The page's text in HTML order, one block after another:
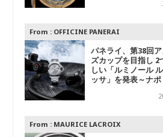
From : OFFICINE PANERAI
パネライ、第38回
ズカップを目指し 2
しい「ルミノール
ッサ」を発表～ナポ
From : MAURICE LACROIX